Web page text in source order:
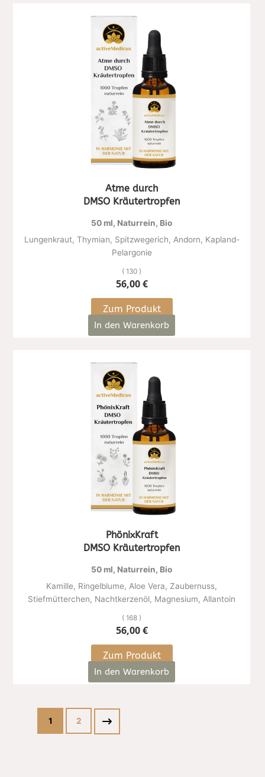
Atme durch
DMSO Kräutertropfen
50 ml, Naturrein, Bio
Lungenkraut, Thymian, Spitzwegerich, Andorn, Kapland-
Pelargonie
( 130 )
56,00€
Zum Produkt
In den Warenkorb
PhönixKraft
DMSO Kräutertropfen
50 ml, Naturrein, Bio
Kamille, Ringelblume, Aloe Vera, Zaubernuss,
Stiefmütterchen, Nachtkerzenöl, Magnesium, Allantoin
( 168 )
56,00€
Zum Produkt
In den Warenkorb
1 2